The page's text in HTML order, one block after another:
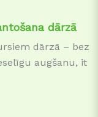
dārzā
dārzā – bez
augšanu, it